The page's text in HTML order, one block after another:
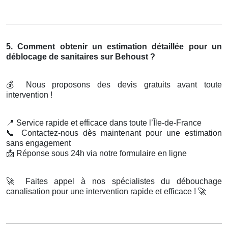
5. Comment obtenir un estimation détaillée pour un
déblocage de sanitaires sur Behoust ?
💰
Nous proposons des devis gratuits avant toute
intervention !
📍 Service rapide et efficace dans toute l’Île-de-France
📞
Contactez-nous dès maintenant pour une estimation
sans engagement
📩 Réponse sous 24h via notre formulaire en ligne
🚀
Faites appel à nos spécialistes du débouchage
canalisation pour une intervention rapide et efficace ! 🚀